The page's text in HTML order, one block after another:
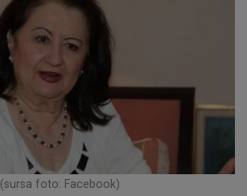
(sursa foto: Facebook)